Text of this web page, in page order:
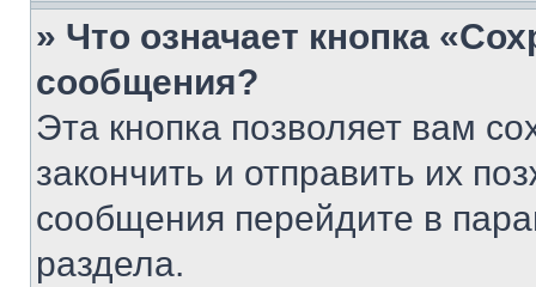
» Что означает кнопка
сообщения?
Эта кнопка позволяет вам
закончить и отправить их
сообщения перейдите в
раздела.